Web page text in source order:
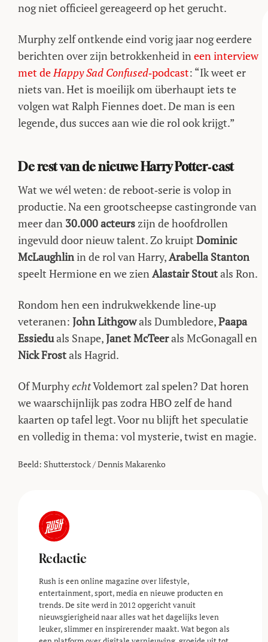
nog niet officieel gereageerd op het gerucht.
Murphy zelf ontkende eind vorig jaar nog eerdere
berichten over zijn betrokkenheid ineen interview
met deHappy Sad Confused‑podcast: “Ik weet er
niets van. Het is moeilijk om überhaupt iets te
volgen wat Ralph Fiennes doet. De man is een
legende, dus succes aan wie die rol ook krijgt.”
De rest van de nieuwe Harry Potter‑cast
Wat we wél weten: de reboot‑serie is volop in
productie. Na een grootscheepse castingronde van
meer dan 30.000 acteurszijn de hoofdrollen
ingevuld door nieuw talent. Zo kruipt Dominic
McLaughlinin de rol van Harry,Arabella Stanton
speelt Hermione en we zienAlastair Stoutals Ron.
Rondom hen een indrukwekkende line‑up
veteranen: John Lithgowals Dumbledore,Paapa
Essieduals Snape,Janet McTeerals McGonagall en
Nick Frostals Hagrid.
Of MurphyechtVoldemort zal spelen? Dat horen
we waarschijnlijk pas zodra HBO zelf de hand
kaarten op tafel legt. Voor nu blijft het speculatie
en volledig in thema: vol mysterie, twist en magie.
Beeld: Shutterstock / Dennis Makarenko
Redactie
Rush is een online magazine over lifestyle,
entertainment, sport, media en nieuwe producten en
trends. De site werd in 2012 opgericht vanuit
nieuwsgierigheid naar alles wat het dagelijks leven
leuker, slimmer en inspirerender maakt. Wat begon als